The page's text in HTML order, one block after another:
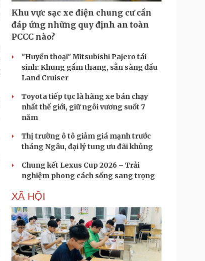
Khu vực sạc xe điện chung cư cần
đáp ứng những quy định an toàn
PCCC nào?
"Huyền thoại" Mitsubishi Pajero tái
sinh: Khung gầm thang, sẵn sàng đấu
Land Cruiser
Toyota tiếp tục là hãng xe bán chạy
nhất thế giới, giữ ngôi vương suốt 7
năm
Thị trường ô tô giảm giá mạnh trước
tháng Ngâu, đại lý tung ưu đãi khủng
Chung kết Lexus Cup 2026 – Trải
nghiệm phong cách sống sang trọng
XÃ HỘI